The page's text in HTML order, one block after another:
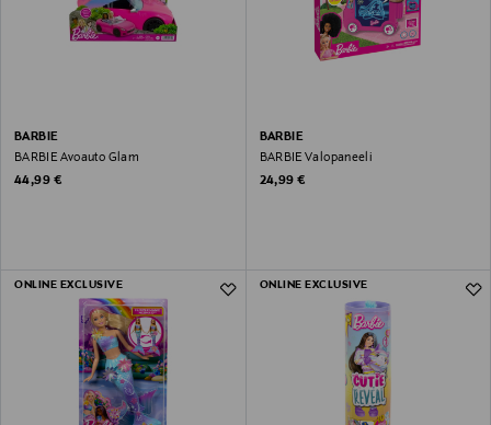
BARBIE
BARBIE Avoauto Glam
Original Price
44,99 €
BARBIE
BARBIE Valopaneeli
Original Price
24,99 €
ONLINE EXCLUSIVE ONLINE EXCLUSIVE